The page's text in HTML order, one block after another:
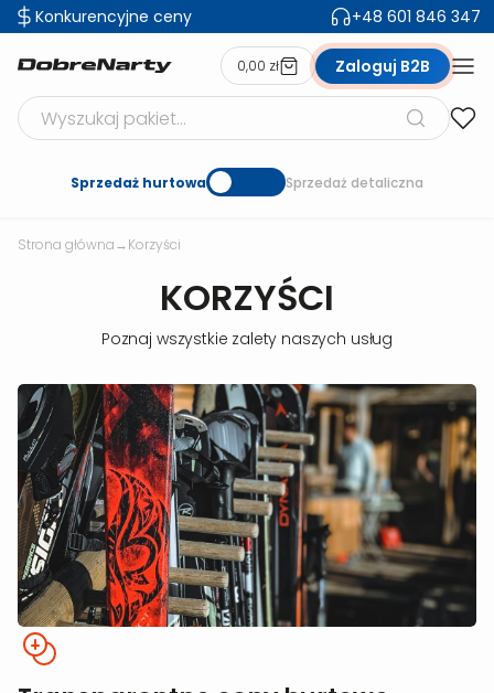
Konkurencyjne ceny +48 601 846 347
Szukaj produktów
0,00 zł Zaloguj B2B
Sprzedaż hurtowa Sprzedaż detaliczna
Strona główna→Korzyści
KORZYŚCI
Poznaj wszystkie zalety naszych usług